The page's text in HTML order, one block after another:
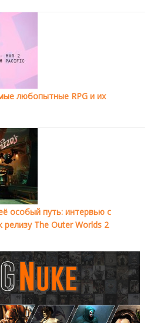
любопытные RPG и их
особый путь: интервью с
релизу The Outer Worlds 2